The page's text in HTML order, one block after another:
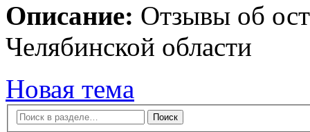
Описание: Отзывы об
Челябинской области
Новая тема